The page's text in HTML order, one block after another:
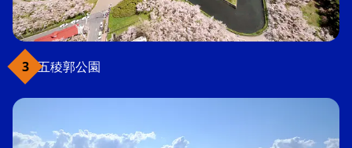
五稜郭公園